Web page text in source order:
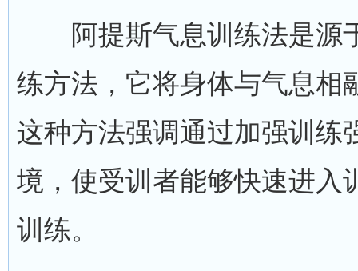
阿提斯气息训练法是源
练方法，它将身体与气息相
这种方法强调通过加强训练
境，使受训者能够快速进入
训练。